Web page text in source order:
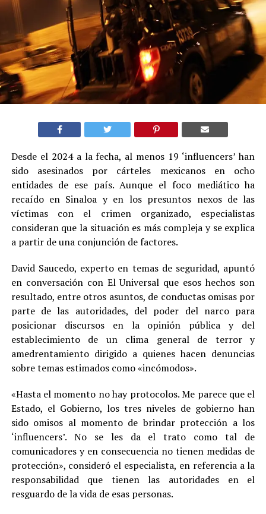
Desde el 2024 a la fecha, al menos 19 ‘influencers’ han
sido asesinados por cárteles mexicanos en ocho
entidades de ese país. Aunque el foco mediático ha
recaído en Sinaloa y en los presuntos nexos de las
víctimas con el crimen organizado, especialistas
consideran que la situación es más compleja y se explica
a partir de una conjunción de factores.
David Saucedo, experto en temas de seguridad, apuntó
en conversación con El Universal que esos hechos son
resultado, entre otros asuntos, de conductas omisas por
parte de las autoridades, del poder del narco para
posicionar discursos en la opinión pública y del
establecimiento de un clima general de terror y
amedrentamiento dirigido a quienes hacen denuncias
sobre temas estimados como «incómodos».
«Hasta el momento no hay protocolos. Me parece que el
Estado, el Gobierno, los tres niveles de gobierno han
sido omisos al momento de brindar protección a los
‘influencers’. No se les da el trato como tal de
comunicadores y en consecuencia no tienen medidas de
protección», consideró el especialista, en referencia a la
responsabilidad que tienen las autoridades en el
resguardo de la vida de esas personas.